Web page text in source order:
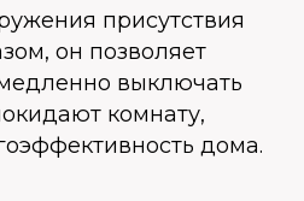
присутствия
он позволяет
выключать
комнату,
дома.